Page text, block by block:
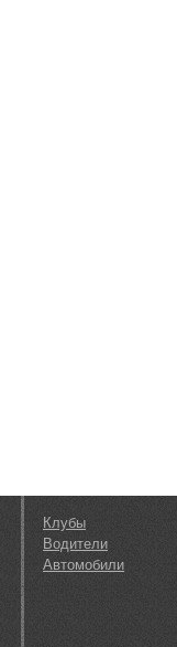
Клубы
Водители
Автомобили